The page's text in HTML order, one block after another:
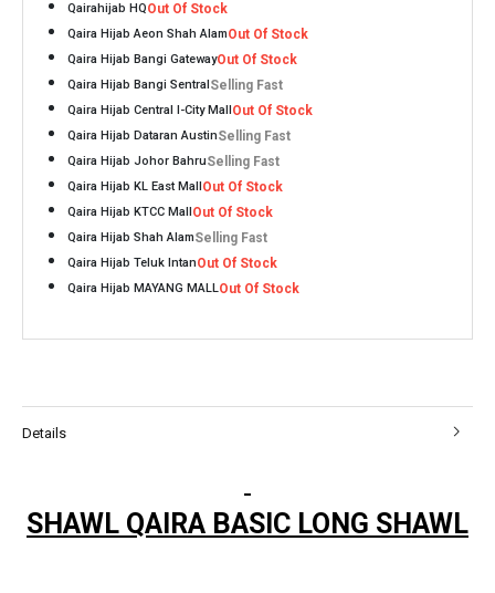
Qairahijab HQOut Of Stock
Qaira Hijab Aeon Shah AlamOut Of Stock
Qaira Hijab Bangi GatewayOut Of Stock
Qaira Hijab Bangi Sentral Selling Fast
Qaira Hijab Central I-City Mall Out Of Stock
Qaira Hijab Dataran AustinSelling Fast
Qaira Hijab Johor BahruSelling Fast
Qaira Hijab KL East Mall Out Of Stock
Qaira Hijab KTCC Mall Out Of Stock
Qaira Hijab Shah AlamSelling Fast
Qaira Hijab Teluk IntanOut Of Stock
Qaira Hijab MAYANG MALLOut Of Stock
Details
SHAWL QAIRA BASIC LONG SHAWL